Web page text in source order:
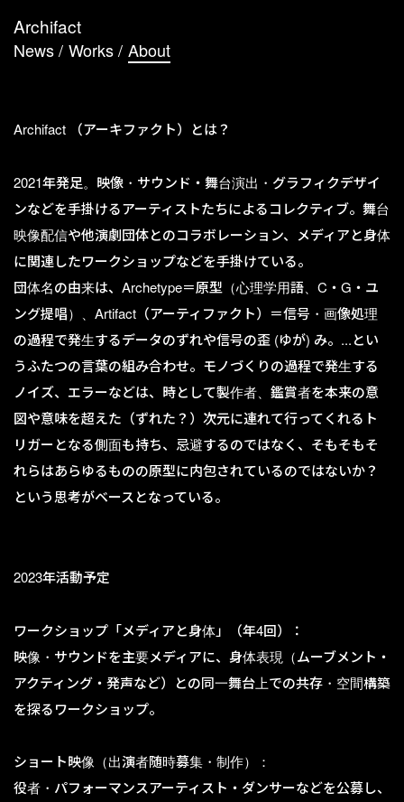
Archifact
News / Works / About
Archifact （アーキファクト）とは？
2021年発足。映像・サウンド・舞台演出・グラフィクデザイ
ンなどを手掛けるアーティストたちによるコレクティブ。舞台
映像配信や他演劇団体とのコラボレーション、メディアと身体
に関連したワークショップなどを手掛けている。
団体名の由来は、Archetype＝原型（心理学用語、C・G・ユ
ング提唱）、Artifact（アーティファクト）＝信号・画像処理
の過程で発生するデータのずれや信号の歪 (ゆが) み。...とい
うふたつの言葉の組み合わせ。モノづくりの過程で発生する
ノイズ、エラーなどは、時として製作者、鑑賞者を本来の意
図や意味を超えた（ずれた？）次元に連れて行ってくれるト
リガーとなる側面も持ち、忌避するのではなく、そもそもそ
れらはあらゆるものの原型に内包されているのではないか？
という思考がベースとなっている。
2023年活動予定
ワークショップ「メディアと身体」（年4回）：
映像・サウンドを主要メディアに、身体表現（ムーブメント・
アクティング・発声など）との同一舞台上での共存・空間構築
を探るワークショップ。
ショート映像（出演者随時募集・制作）：
役者・パフォーマンスアーティスト・ダンサーなどを公募し、